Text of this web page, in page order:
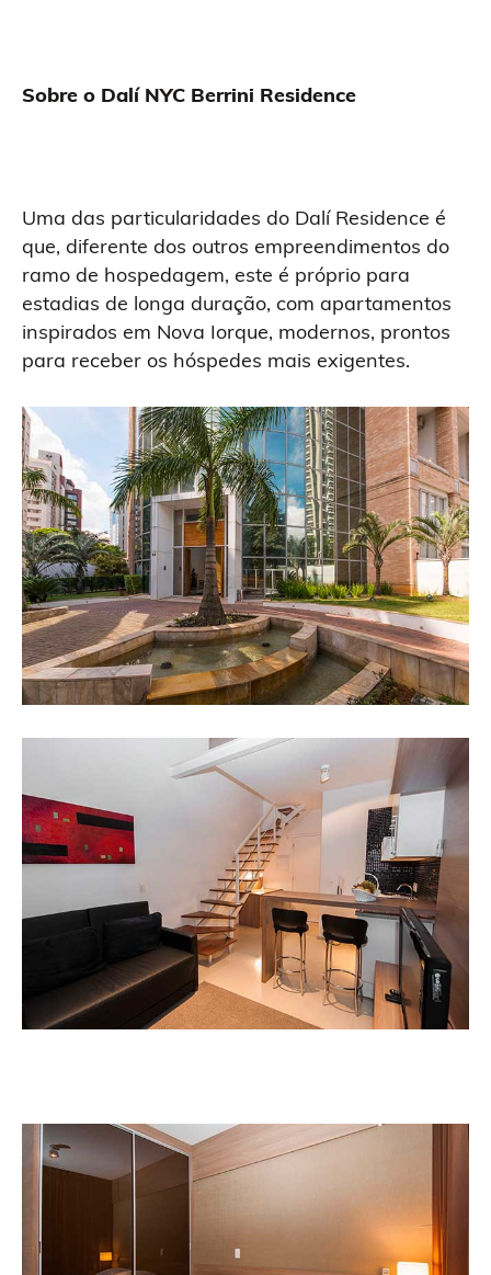
Sobre o Dalí NYC Berrini Residence
Uma das particularidades do Dalí Residence é
que, diferente dos outros empreendimentos do
ramo de hospedagem, este é próprio para
estadias de longa duração, com apartamentos
inspirados em Nova Iorque, modernos, prontos
para receber os hóspedes mais exigentes.